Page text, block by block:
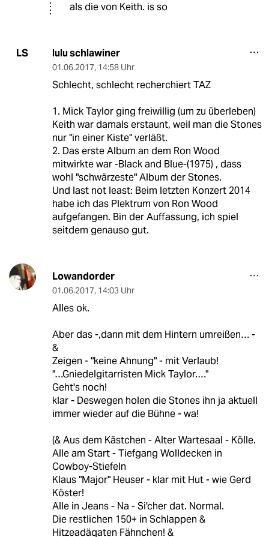
als die von Keith. is so
LS lulu schlawiner
01.06.2017, 14:58 Uhr
Schlecht, schlecht recherchiert TAZ
1. Mick Taylor ging freiwillig (um zu überleben)
Keith war damals erstaunt, weil man die Stones
nur "in einer Kiste" verläßt.
2. Das erste Album an dem Ron Wood
mitwirkte war -Black and Blue-(1975) , dass
wohl "schwärzeste" Album der Stones.
Und last not least: Beim letzten Konzert 2014
habe ich das Plektrum von Ron Wood
aufgefangen. Bin der Auffassung, ich spiel
seitdem genauso gut.
Lowandorder
01.06.2017, 14:03 Uhr
Alles ok.
Aber das -,dann mit dem Hintern umreißen… -
&
Zeigen - "keine Ahnung" - mit Verlaub!
"…Gniedelgitarristen Mick Taylor.…"
Geht's noch!
klar - Deswegen holen die Stones ihn ja aktuell
immer wieder auf die Bühne - wa!
(& Aus dem Kästchen - Alter Wartesaal - Kölle.
Alle am Start - Tiefgang Wolldecken in
Cowboy-Stiefeln
Klaus "Major" Heuser - klar mit Hut - wie Gerd
Köster!
Alle in Jeans - Na - Si'cher dat. Normal.
Die restlichen 150+ in Schlappen &
Hitzeadäqaten Fähnchen! &